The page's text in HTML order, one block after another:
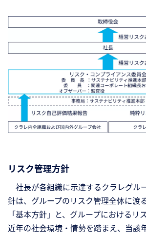
リスク管理方針
社長が各組織に示達するクラレグル
針は、グループのリスク管理全体に渡
「基本方針」と、グループにおけるリ
近年の社会環境・情勢を踏まえ、当該